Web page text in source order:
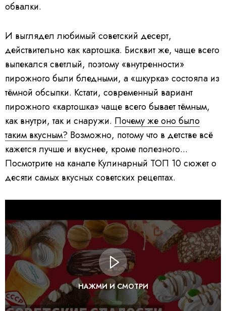
обвалки.
И выглядел любимый советский десерт,
действительно как картошка. Бисквит же, чаще всего
выпекался светлый, поэтому «внутренности»
пирожного были бледными, а «шкурка» состояла из
тёмной обсыпки. Кстати, современный вариант
пирожного «картошка» чаще всего бывает тёмным,
как внутри, так и снаружи. Почему же оно было
таким вкусным? Возможно, потому что в детстве всё
кажется лучше и вкуснее, кроме полезного...
Посмотрите на канале Кулинарный ТОП 10 сюжет о
десяти самых вкусных советских рецептах.
НАЖМИ И СМОТРИ